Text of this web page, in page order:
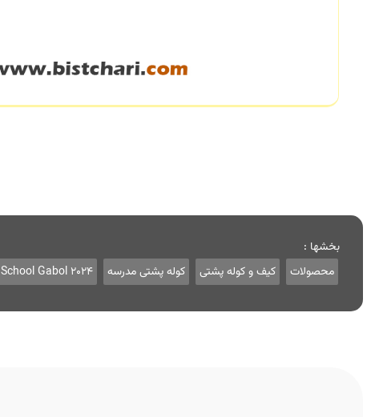
بخشها :
محصولات
کیف و کوله پشتی کوله پشتی مدرسه School Gabol 2024